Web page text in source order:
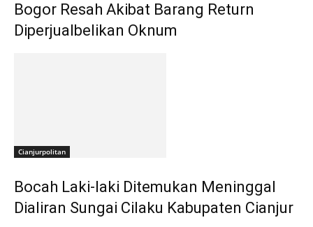
Bogor Resah Akibat Barang Return
Diperjualbelikan Oknum
Cianjurpolitan
Bocah Laki-laki Ditemukan Meninggal
Dialiran Sungai Cilaku Kabupaten Cianjur